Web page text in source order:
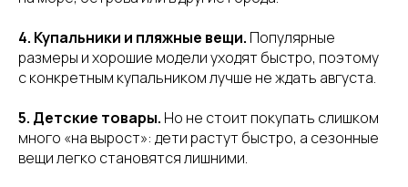
4. Купальники и пляжные вещи. Популярные
размеры и хорошие модели уходят быстро, поэтому
с конкретным купальником лучше не ждать августа.
5. Детские товары. Но не стоит покупать слишком
много «на вырост»: дети растут быстро, а сезонные
вещи легко становятся лишними.